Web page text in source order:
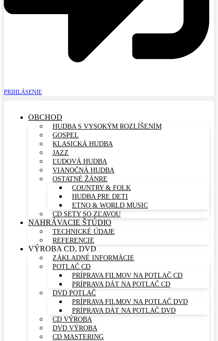
PRIHLÁSENIE
OBCHOD
HUDBA S VYSOKÝM ROZLÍŠENÍM
GOSPEL
KLASICKÁ HUDBA
JAZZ
ĽUDOVÁ HUDBA
VIANOČNÁ HUDBA
OSTATNÉ ŽÁNRE
COUNTRY & FOLK
HUDBA PRE DETI
ETNO & WORLD MUSIC
CD SETY SO ZĽAVOU
NAHRÁVACIE ŠTÚDIO
TECHNICKÉ ÚDAJE
REFERENCIE
VÝROBA CD, DVD
ZÁKLADNÉ INFORMÁCIE
POTLAČ CD
PRÍPRAVA FILMOV NA POTLAČ CD
PRÍPRAVA DÁT NA POTLAČ CD
DVD POTLAČ
PRÍPRAVA FILMOV NA POTLAČ DVD
PRÍPRAVA DÁT NA POTLAČ DVD
CD VÝROBA
DVD VÝROBA
CD MASTERING